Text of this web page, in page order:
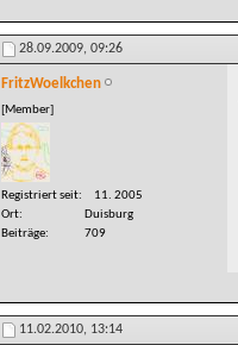
28.09.2009, 09:26
FritzWoelkchen
[Member]
Registriert seit
11. 2005
Ort
Duisburg
Beiträge
709
11.02.2010, 13:14